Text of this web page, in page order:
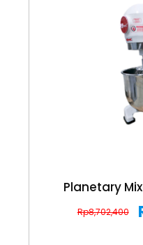
Planetary
Rp8,702,400